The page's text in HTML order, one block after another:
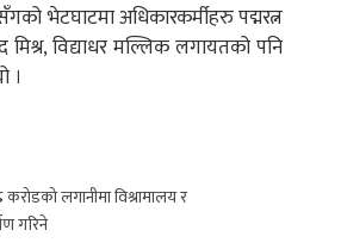
भेटघाटमा अधिकारकर्मीहरु पद्मरत्न
मिश्र, विद्याधर मल्लिक लगायतको पनि
।
लगानीमा विश्रामालय र
गरिने